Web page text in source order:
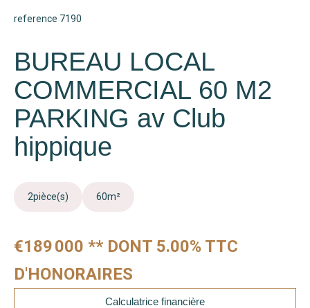
reference 7190
BUREAU LOCAL
COMMERCIAL 60 M2
PARKING av Club
hippique
2pièce(s) 60m²
€189 000 ** DONT 5.00% TTC
D'HONORAIRES
Calculatrice financière